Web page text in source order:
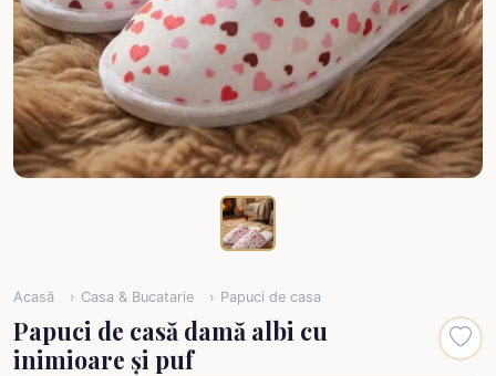
Acasă Casa & Bucatarie Papuci de casa
Papuci de casă damă albi cu
inimioare și puf